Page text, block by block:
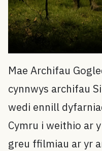
Mae Archifau
cynnwys archifau
wedi ennill
Cymru i weithio ar
greu ffilmiau ar yr